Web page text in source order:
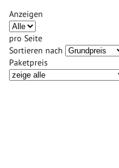
Anzeigen
pro Seite
Sortieren nach
Paketpreis